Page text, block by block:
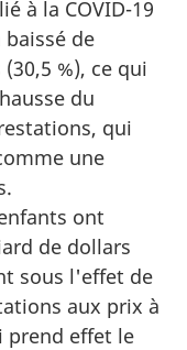
à la COVID-19
de
%), ce qui
du
qui
une
ont
de dollars
sous l'effet de
aux prix à
prend effet le